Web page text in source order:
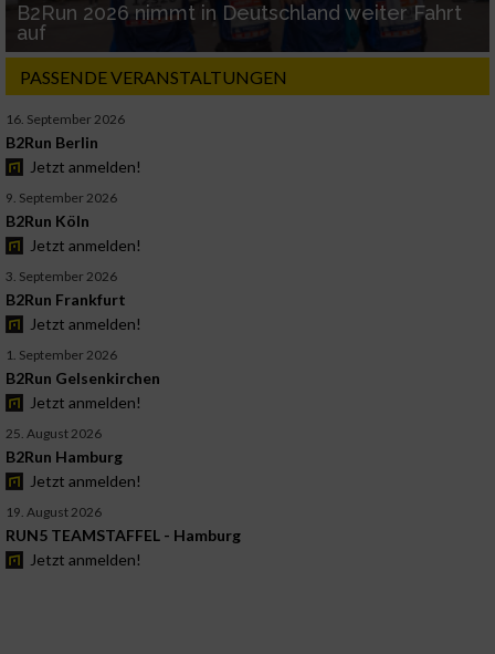
B2Run 2026 nimmt in Deutschland weiter Fahrt
auf
PASSENDE VERANSTALTUNGEN
16. September 2026
B2Run Berlin
Jetzt anmelden!
9. September 2026
B2Run Köln
Jetzt anmelden!
3. September 2026
B2Run Frankfurt
Jetzt anmelden!
1. September 2026
B2Run Gelsenkirchen
Jetzt anmelden!
25. August 2026
B2Run Hamburg
Jetzt anmelden!
19. August 2026
RUN5 TEAMSTAFFEL - Hamburg
Jetzt anmelden!